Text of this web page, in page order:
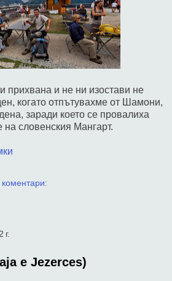
прихвана и не ни изостави не
когато отпътувахме от Шамони,
заради което се провалиха
на словенския Мангарт.
г.
e Jezerces)